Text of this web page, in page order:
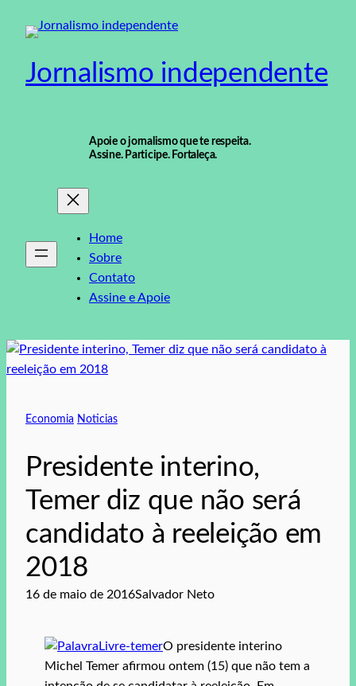
para
conteúdo
Jornalismo independente
Apoie o jornalismo que te respeita.
Assine. Participe. Fortaleça.
Home
Sobre
Contato
Assine e Apoie
Economia Noticias
Presidente interino,
Temer diz que não será
candidato à reeleição em
2018
16 de maio de 2016Salvador Neto
O presidente interino
Michel Temer afirmou ontem (15) que não tem a